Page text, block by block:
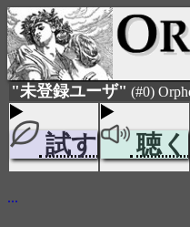
"未登録ユーザ" (#0)
試す 聴く
...